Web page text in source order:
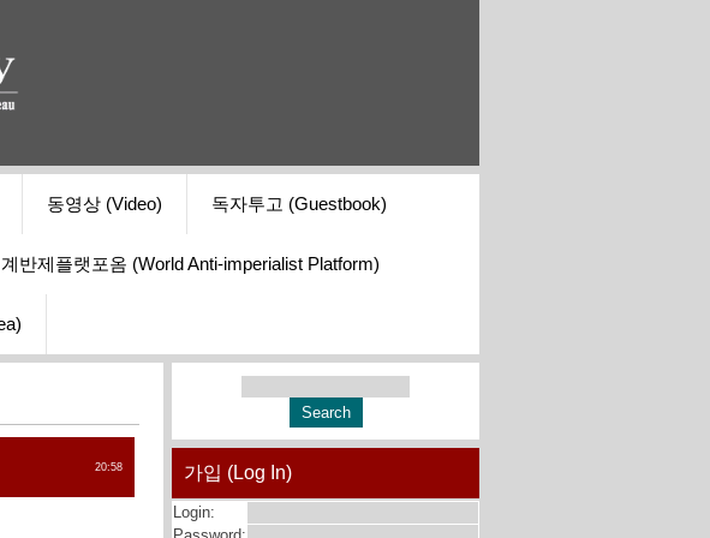
동영상 (Video) 독자투고 (Guestbook)
반제플랫포옴 (World Anti-imperialist Platform)
20:58 가입 (Log In)
Login: